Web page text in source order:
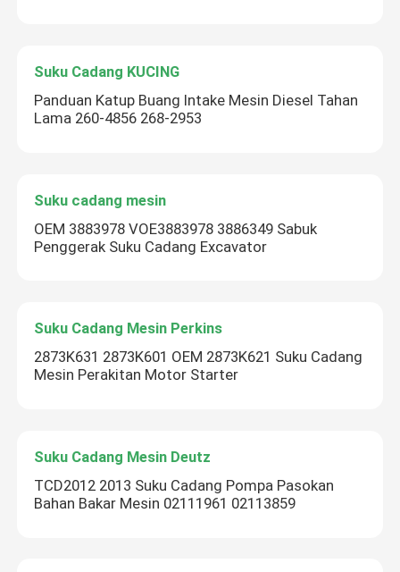
Suku Cadang KUCING
Panduan Katup Buang Intake Mesin Diesel Tahan
Lama 260-4856 268-2953
Suku cadang mesin
OEM 3883978 VOE3883978 3886349 Sabuk
Penggerak Suku Cadang Excavator
Suku Cadang Mesin Perkins
2873K631 2873K601 OEM 2873K621 Suku Cadang
Mesin Perakitan Motor Starter
Suku Cadang Mesin Deutz
TCD2012 2013 Suku Cadang Pompa Pasokan
Bahan Bakar Mesin 02111961 02113859